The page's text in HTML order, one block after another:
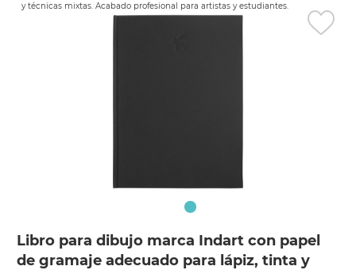
y técnicas mixtas. Acabado profesional para artistas y estudiantes.
Libro para dibujo marca Indart con papel
de gramaje adecuado para lápiz, tinta y